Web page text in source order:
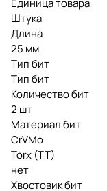
Единица товара
Штука
Длина
25 мм
Тип бит
Тип бит
Количество бит
2 шт
Материал бит
CrVMo
Torx (TT)
нет
Хвостовик бит